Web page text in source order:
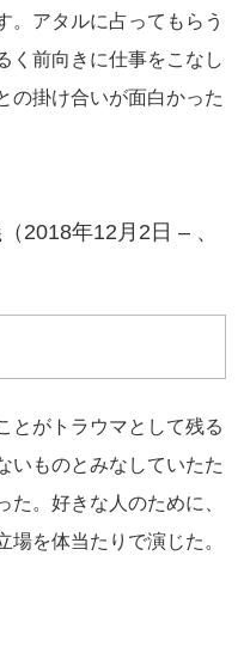
。アタルに占ってもらう
く前向きに仕事をこなし
の掛け合いが面白かった
2018年12月2日 – 、
とがトラウマとして残る
いものとみなしていたた
。好きな人のために、
場を体当たりで演じた。